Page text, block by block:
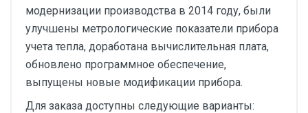
модернизации производства в 2014 году, были
улучшены метрологические показатели прибора
учета тепла, доработана вычислительная плата,
обновлено программное обеспечение,
выпущены новые модификации прибора.
Для заказа доступны следующие варианты: